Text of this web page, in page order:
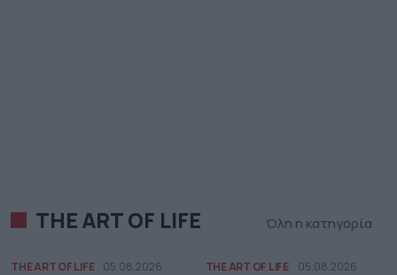
THE ART OF LIFE Όλη η κατηγορία
THE ART OF LIFE 05.08.2026 THE ART OF LIFE 05.08.2026